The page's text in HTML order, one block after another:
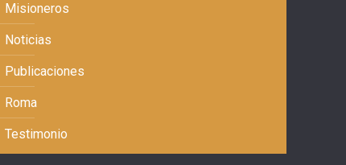
Misioneros
Noticias
Publicaciones
Roma
Testimonio